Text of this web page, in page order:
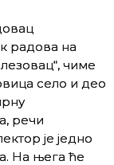
радова на
чиме
село и део
речи
је једно
На њега ће